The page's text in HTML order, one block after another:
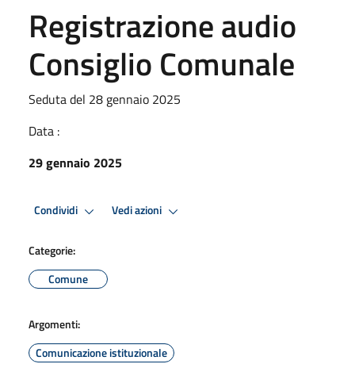
Registrazione audio
Consiglio Comunale
Seduta del 28 gennaio 2025
Data :
29 gennaio 2025
Condividi Vedi azioni
Categorie:
Comune
Argomenti:
Comunicazione istituzionale